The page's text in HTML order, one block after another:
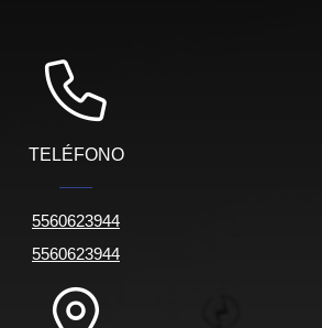
TELÉFONO
5560623944
5560623944